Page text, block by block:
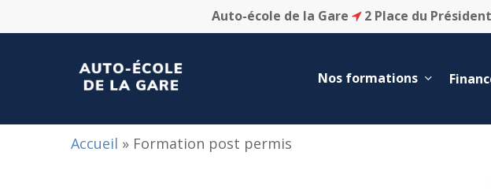
Auto-école de la Gare 2 Place du
Nos formations
Accueil » Formation post permis